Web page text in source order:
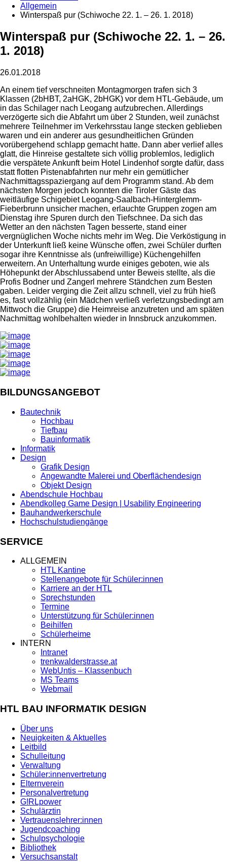
Allgemein
Winterspaß pur (Schiwoche 22. 1. – 26. 1. 2018)
Winterspaß pur (Schiwoche 22. 1. – 26.
1. 2018)
26.01.2018
An einem tief verschneiten Montagmorgen trafen sich 3
Klassen (2bHBT, 2aHGK, 2bHGK) vor dem HTL-Gebäude, um
in das Schilager nach Leogang aufzubrechen. Allerdings
verzögerte sich die Abfahrt um über 2 Stunden, weil zunächst
mehrere Teilnehmer im Verkehrsstau lange stecken geblieben
waren und ein anderer aus gesundheitlichen Gründen
vorübergehend schlapp gemacht hatte. Dann aber verlief alles
glatt, die Hinreise gestaltete sich völlig problemlos, lediglich
die verspätete Ankunft beim Hotel Lindenhof sorgte dafür, dass
statt flotten Pistenabfahrten nur mehr ein gemütlicher
Nachmittagsspaziergang auf dem Programm stand. Ab dem
nächsten Morgen jedoch konnten die Tiroler Gäste das
weitläufige Schigebiet Leogang-Saalbach-Hinterglemm-
Fieberbrunn unsicher machen, erlauchte Gruppen zogen am
Dienstag ihre Spuren durch den Tiefschnee. Da sich das
Wetter an den nächsten Tagen besserte, stand einer
vergnüglichen Woche nichts mehr im Weg. Die Verköstigung in
der Unterkunft ließ keine Wünsche offen, zwei Schüler durften
sogar ihre Kenntnisse als (unfreiwillige) Küchengehilfen
erweitern. An Unterhaltung wurde einiges geboten, wie als
Höhepunkt der Abschlussabend unter Beweis stellte, als die
Profis Bodner und Zangerl mehrere Ständchen zum Besten
gaben. Leider verging die Zeit allzu schnell, viel zu früh hieß
es, fast vollzählig (ein Mädchen verließ verletzungsbedingt am
Mittwoch die Gruppe) die Heimreise anzutreten und am späten
Nachmittag wohlbehalten wieder in Innsbruck anzukommen.
BILDUNGSANGEBOT
Bautechnik
Hochbau
Tiefbau
Bauinformatik
Informatik
Design
Grafik Design
Angewandte Malerei und Oberflächendesign
Objekt Design
Abendschule Hochbau
Abendkolleg Game Design | Usability Engineering
Bauhandwerkerschule
Hochschulstudiengänge
SERVICE
ALLGEMEIN
HTL Kantine
Stellenangebote für Schüler:innen
Karriere an der HTL
Sprechstunden
Termine
Unterstützung für Schüler:innen
Beihilfen
Schülerheime
INTERN
Intranet
trenkwalderstrasse.at
WebUntis – Klassenbuch
MS Teams
Webmail
HTL BAU INFORMATIK DESIGN
Über uns
Neuigkeiten & Aktuelles
Leitbild
Schulleitung
Verwaltung
Schüler:innenvertretung
Elternverein
Personalvertretung
G!RLpower
Schulärztin
Vertrauenslehrer:innen
Jugendcoaching
Schulpsychologie
Bibliothek
Versuchsanstalt